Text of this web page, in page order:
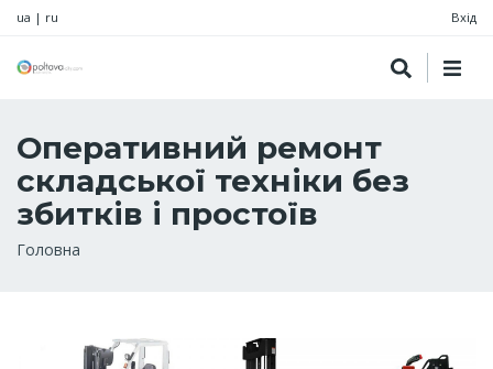
ua | ru Вхід
Оперативний ремонт
складської техніки без
збитків і простоїв
Рядок
Головна